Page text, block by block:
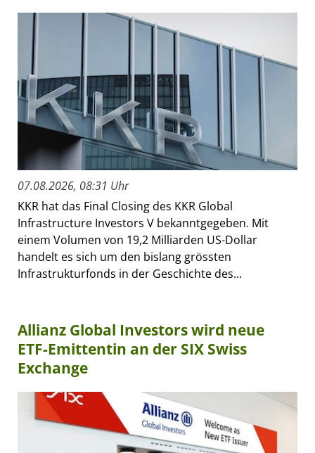
07.08.2026, 08:31 Uhr
KKR hat das Final Closing des KKR Global
Infrastructure Investors V bekanntgegeben. Mit
einem Volumen von 19,2 Milliarden US-Dollar
handelt es sich um den bislang grössten
Infrastrukturfonds in der Geschichte des...
Allianz Global Investors wird neue
ETF-Emittentin an der SIX Swiss
Exchange